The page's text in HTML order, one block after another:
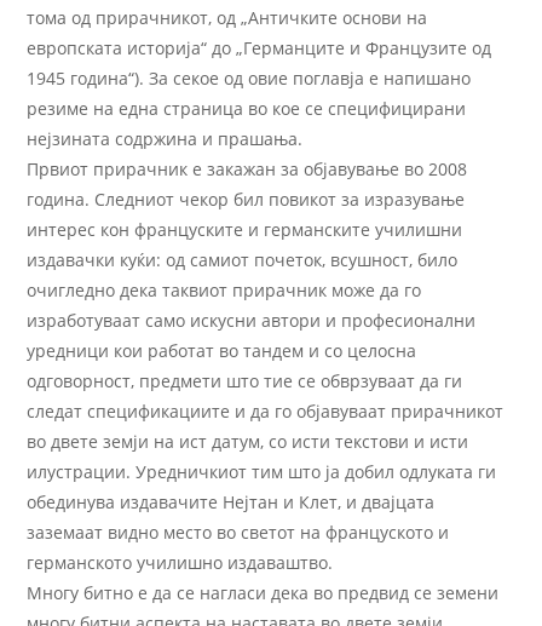
тома од прирачникот, од „Античките основи на
европската историја“ до „Германците и Французите од
1945 година“). За секое од овие поглавја е напишано
резиме на една страница во кое се специфицирани
нејзината содржина и прашања.
Првиот прирачник е закажан за објавување во 2008
година. Следниот чекор бил повикот за изразување
интерес кон француските и германските училишни
издавачки куќи: од самиот почеток, всушност, било
очигледно дека таквиот прирачник може да го
изработуваат само искусни автори и професионални
уредници кои работат во тандем и со целосна
одговорност, предмети што тие се обврзуваат да ги
следат спецификациите и да го објавуваат прирачникот
во двете земји на ист датум, со исти текстови и исти
илустрации. Уредничкиот тим што ја добил одлуката ги
обединува издавачите Нејтан и Клет, и двајцата
заземаат видно место во светот на француското и
германското училишно издаваштво.
Многу битно е да се нагласи дека во предвид се земени